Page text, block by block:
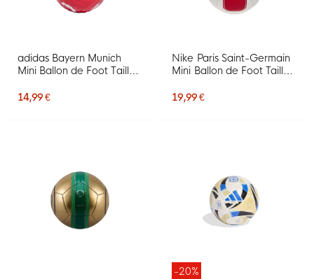
adidas Bayern Munich
Mini Ballon de Foot Taille
Blanc Doré
14,99 €
Nike Paris Saint-Germain
Mini Ballon de Foot Taille
Foncé Rouge
19,99 €
-20%